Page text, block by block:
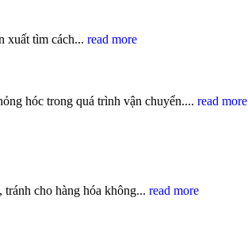
xuất tìm cách... read more
hóc trong quá trình vận chuyển.... read more
cho hàng hóa không... read more